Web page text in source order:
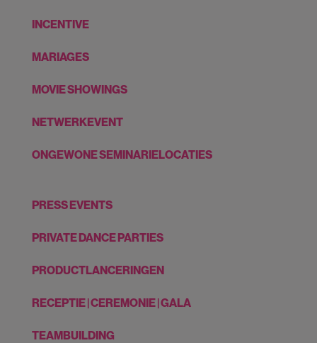
INCENTIVE
MARIAGES
MOVIE SHOWINGS
NETWERKEVENT
ONGEWONE SEMINARIELOCATIES
PRESS EVENTS
PRIVATE DANCE PARTIES
PRODUCTLANCERINGEN
RECEPTIE | CEREMONIE | GALA
TEAMBUILDING